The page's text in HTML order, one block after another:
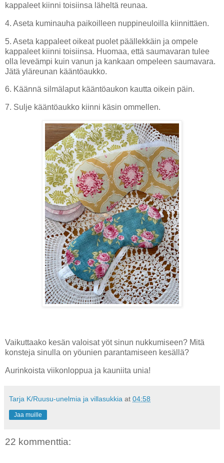
kappaleet kiinni toisiinsa läheltä reunaa.
4. Aseta kuminauha paikoilleen nuppineuloilla kiinnittäen.
5. Aseta kappaleet oikeat puolet päällekkäin ja ompele
kappaleet kiinni toisiinsa. Huomaa, että saumavaran tulee
olla leveämpi kuin vanun ja kankaan ompeleen saumavara.
Jätä yläreunan kääntöaukko.
6. Käännä silmälaput kääntöaukon kautta oikein päin.
7. Sulje kääntöaukko kiinni käsin ommellen.
Vaikuttaako kesän valoisat yöt sinun nukkumiseen? Mitä
konsteja sinulla on yöunien parantamiseen kesällä?
Aurinkoista viikonloppua ja kauniita unia!
Tarja K/Ruusu-unelmia ja villasukkia at 04:58
Jaa muille
22 kommenttia: